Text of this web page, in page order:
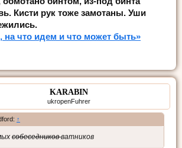
Кисти рук тоже замотаны. Уши
на что идем и что может быть»
KARABIN
ukropenFuhrer
↑
собеседниковватников